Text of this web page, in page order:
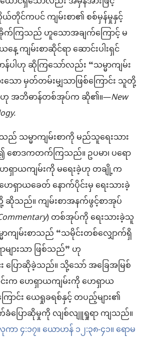
ယ်တိုင်ကပင် ကျမ်းစာ၏ စစ်မှန်မှုနှင့်
ကြသည် ဟူသောအချက်ကြောင့် မ
ကျမ်းစာဆိုင်ရာ ဆောင်းပါးရှင်
ပါဟု ဆိုကြသော်လည်း “သမ္မာကျမ်း
ော မှတ်တမ်းမျှသာဖြစ်ကြောင်း သူတို့
ဟု အဘိဓာန်တစ်အုပ်က ဆို၏။—New
သည် သမ္မာကျမ်းစာကို မည်သူရေးသား
စောဒကတက်ကြသည်။ ဥပမာ၊ ပရော
ာယကျမ်းကို မရေးခဲ့ဟု တချို့က
ရှာယခေတ် နောက်ပိုင်းမှ ရေးသားခဲ့
ဆိုသည်။ ကျမ်းစာအနက်ဖွင့်စာအုပ်
) တစ်အုပ်ကို ရေးသားခဲ့သူ
ကျမ်းစာသည် “သမိုင်းတစ်လျှောက်ရှိ
ာများသာ ဖြစ်သည်” ဟု
း ပြောဆိုခဲ့သည်။ သို့သော် အခြေအမြစ်
းက ဟေရှာယကျမ်းကို ဟေရှာယ
ာင်း ယေရှုခရစ်နှင့် တပည့်များ၏
ြောဆိုမှုကို လျစ်လျူရှုရာ ကျသည်။
ာ ၄:၁၇။ယောဟန် ၁၂:၃၈-၄၁။ရောမ